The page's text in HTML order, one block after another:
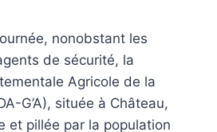
nonobstant les
de sécurité, la
Agricole de la
G’A), située à Château,
et pillée par la population